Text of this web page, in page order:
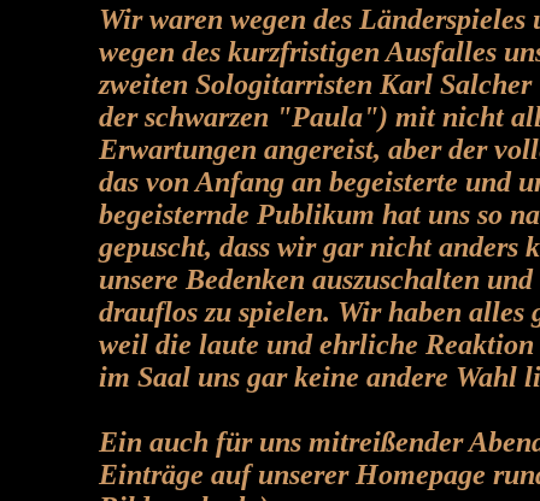
Wir waren wegen des Länderspieles
wegen des kurzfristigen Ausfalles
zweiten Sologitarristen Karl
der schwarzen "Paula") mit nicht
Erwartungen angereist, aber der
das von Anfang an begeisterte und
begeisternde Publikum hat uns so
gepuscht, dass wir gar nicht anders
unsere Bedenken auszuschalten
drauflos zu spielen. Wir haben alles
weil die laute und ehrliche Reaktion
im Saal uns gar keine andere Wahl
Ein auch für uns mitreißender
Einträge auf unserer Homepage